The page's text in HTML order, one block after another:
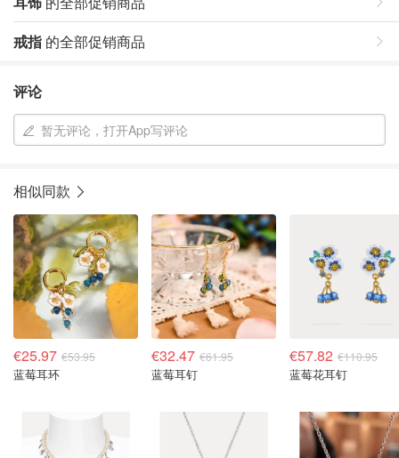
戒指 的全部促销商品
评论
暂无评论，打开App写评论
相似同款
€25.97 €53.95
蓝莓耳环
€32.47 €61.95
蓝莓耳钉
€57.82 €110.95
蓝莓花耳钉